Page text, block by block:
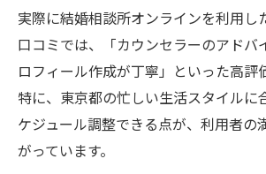
実際に結婚相談所オンラインを利用し
口コミでは、「カウンセラーのアドバ
ロフィール作成が丁寧」といった高評
特に、東京都の忙しい生活スタイルに
ケジュール調整できる点が、利用者の
がっています。